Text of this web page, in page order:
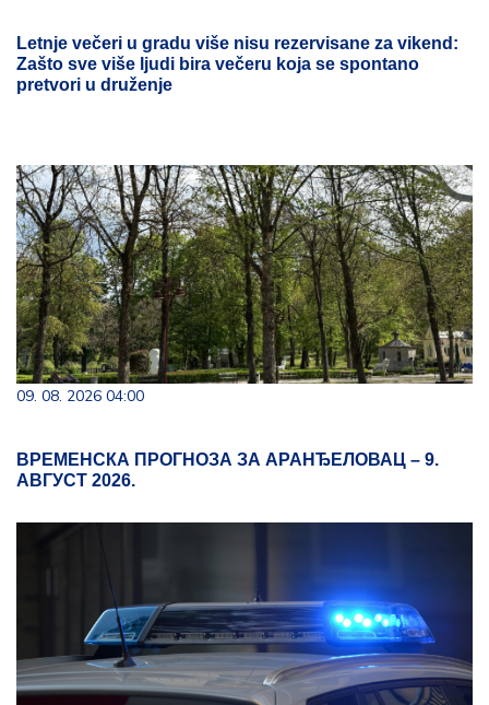
Letnje večeri u gradu više nisu rezervisane za vikend:
Zašto sve više ljudi bira večeru koja se spontano
pretvori u druženje
09. 08. 2026 04:00
ВРЕМЕНСКА ПРОГНОЗА ЗА АРАНЂЕЛОВАЦ – 9.
АВГУСТ 2026.